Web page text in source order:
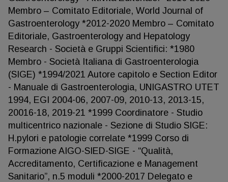
Membro – Comitato Editoriale, World Journal of
Gastroenterology *2012-2020 Membro – Comitato
Editoriale, Gastroenterology and Hepatology
Research - Società e Gruppi Scientifici: *1980
Membro - Società Italiana di Gastroenterologia
(SIGE) *1994/2021 Autore capitolo e Section Editor
- Manuale di Gastroenterologia, UNIGASTRO UTET
1994, EGI 2004-06, 2007-09, 2010-13, 2013-15,
20016-18, 2019-21 *1999 Coordinatore - Studio
multicentrico nazionale - Sezione di Studio SIGE:
H.pylori e patologie correlate *1999 Corso di
Formazione AIGO-SIED-SIGE - “Qualità,
Accreditamento, Certificazione e Management
Sanitario”, n.5 moduli *2000-2017 Delegato e